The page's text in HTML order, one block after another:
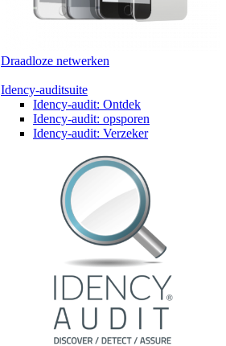
Draadloze netwerken
Idency-auditsuite
Idency-audit: Ontdek
Idency-audit: opsporen
Idency-audit: Verzeker